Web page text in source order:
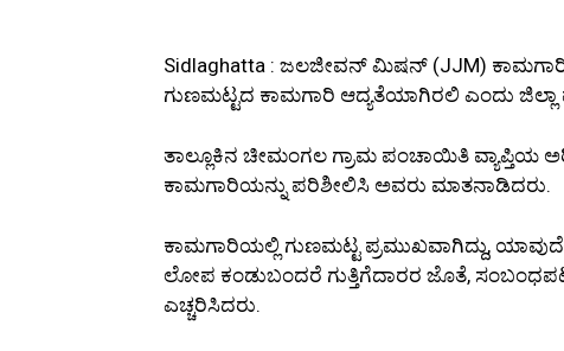
Sidlaghatta : ಜಲಜೀವನ್ ಮಿಷನ್ (JJM)
ಗುಣಮಟ್ಟದ ಕಾಮಗಾರಿ ಆದ್ಯತೆಯಾಗಿರಲಿ ಎಂದು
ತಾಲ್ಲೂಕಿನ ಚೀಮಂಗಲ ಗ್ರಾಮ ಪಂಚಾಯಿತಿ
ಕಾಮಗಾರಿಯನ್ನು ಪರಿಶೀಲಿಸಿ ಅವರು ಮಾತನಾಡಿದರು.
ಕಾಮಗಾರಿಯಲ್ಲಿ ಗುಣಮಟ್ಟ ಪ್ರಮುಖವಾಗಿದ್ದು,
ಲೋಪ ಕಂಡುಬಂದರೆ ಗುತ್ತಿಗೆದಾರರ ಜೊತೆ,
ಎಚ್ಚರಿಸಿದರು.